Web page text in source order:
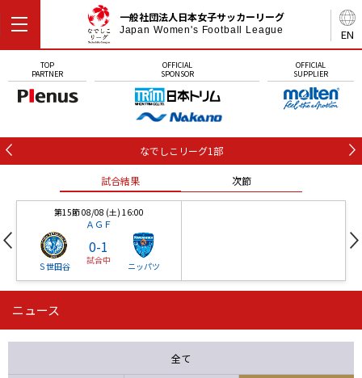
EN
一般社団法人日本女子サッカーリーグ
Japan Women's Football League
TOP
PARTNER
OFFICIAL
SPONSOR
OFFICIAL
SUPPLIER
なでしこリーグ1部
試合結果 次節
第15節 08/08 (土) 16:00
ＡＧＦ
Ｓ世田谷
0-1
試合中
ニッパツ
第16節 09/05 (土) 15:00
ニッパツ 石人の星
ニュース
全て